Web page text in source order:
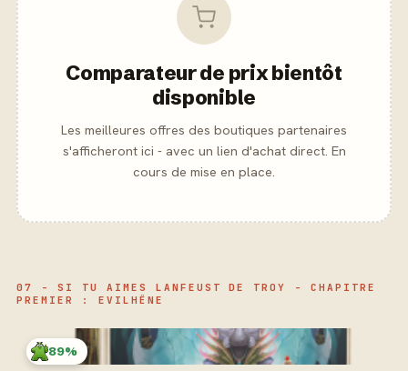
Comparateur de prix bientôt
disponible
Les meilleures offres des boutiques partenaires
s'afficheront ici - avec un lien d'achat direct. En
cours de mise en place.
07 - SI TU AIMES LANFEUST DE TROY - CHAPITRE
PREMIER : EVILHËNE
89%